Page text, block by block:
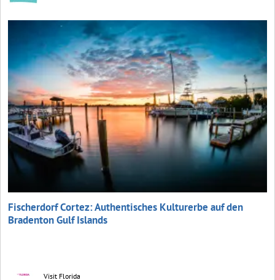
Fischerdorf Cortez: Authentisches Kulturerbe auf den
Bradenton Gulf Islands
Visit Florida